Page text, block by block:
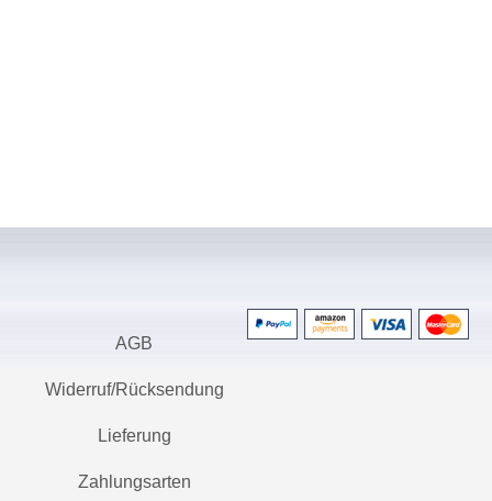
AGB
Widerruf/Rücksendung
Lieferung
Zahlungsarten